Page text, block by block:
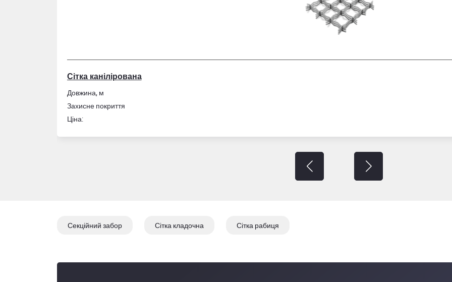
Сітка канілірована
Довжина, м
Захисне покриття
Ціна:
Секційний забор Сітка кладочна Сітка рабиця